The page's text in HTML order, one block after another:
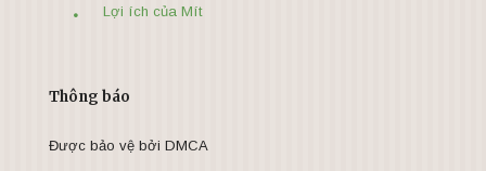
Lợi ích của Mít
Thông báo
Được bảo vệ bởi DMCA